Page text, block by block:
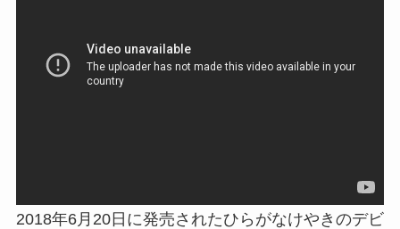
2018年6月20日に発売されたひらがなけやきのデビ